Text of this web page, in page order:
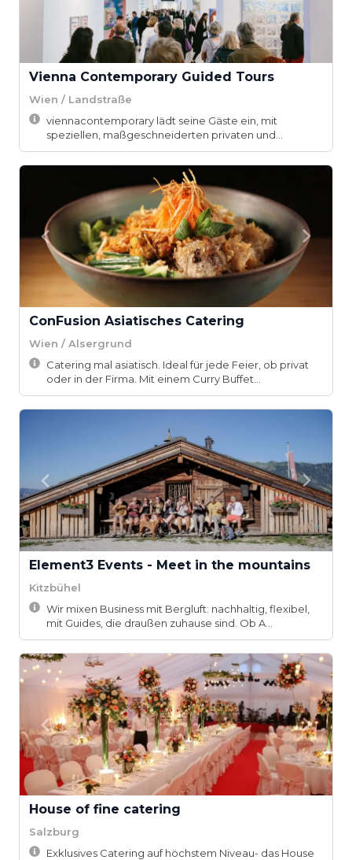
Vienna Contemporary Guided Tours
Wien / Landstraße
viennacontemporary lädt seine Gäste ein, mit
speziellen, maßgeschneiderten privaten und
öffentlic...
ConFusion­ Asiatisches Catering
Wien / Alsergrund
Catering mal asiatisch. Ideal für jede Feier, ob privat
oder in der Firma. Mit einem Curry Buffet...
Element3 Events - Meet in the mountains
Kitzbühel
Wir mixen Business mit Bergluft: nachhaltig, flexibel,
mit Guides, die draußen zuhause sind. Ob A...
House of fine catering
Salzburg
Exklusives Catering auf höchstem Niveau- das House